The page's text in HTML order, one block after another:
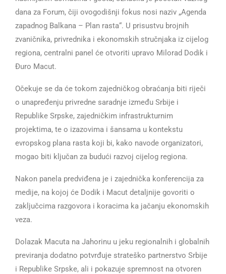
dana za Forum, čiji ovogodišnji fokus nosi naziv „Agenda
zapadnog Balkana – Plan rasta“. U prisustvu brojnih
zvaničnika, privrednika i ekonomskih stručnjaka iz cijelog
regiona, centralni panel će otvoriti upravo Milorad Dodik i
Đuro Macut.
Očekuje se da će tokom zajedničkog obraćanja biti riječi
o unapređenju privredne saradnje između Srbije i
Republike Srpske, zajedničkim infrastrukturnim
projektima, te o izazovima i šansama u kontekstu
evropskog plana rasta koji bi, kako navode organizatori,
mogao biti ključan za budući razvoj cijelog regiona.
Nakon panela predviđena je i zajednička konferencija za
medije, na kojoj će Dodik i Macut detaljnije govoriti o
zaključcima razgovora i koracima ka jačanju ekonomskih
veza.
Dolazak Macuta na Jahorinu u jeku regionalnih i globalnih
previranja dodatno potvrđuje strateško partnerstvo Srbije
i Republike Srpske, ali i pokazuje spremnost na otvoren